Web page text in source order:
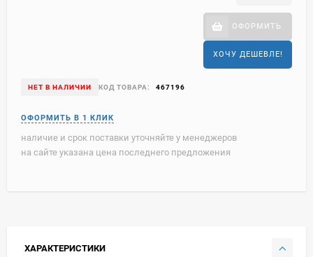
ОФОРМИТЬ
ХОЧУ ДЕШЕВЛЕ!
НЕТ В НАЛИЧИИ КОД ТОВАРА: 467196
наличие и срок поставки уточняйте у менеджеров
на сайте указана цена последнего предложения
ХАРАКТЕРИСТИКИ